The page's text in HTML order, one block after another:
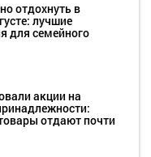
отдохнуть в
лучшие
для семейного
акции на
отдают почти